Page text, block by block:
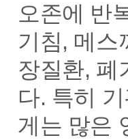
오존에 반
기침, 메스
장질환, 폐
다. 특히
게는 많은